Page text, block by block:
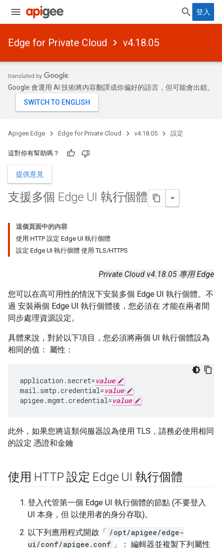
登入
Edge for Private Cloud v4.18.05
Google 會運用 AI 技術將內容翻譯成你偏好的語言，但可能會出錯。
Apigee Edge Edge for Private Cloud v4.18.05 設定
這對你有幫助嗎？
提供意見
支援多個 Edge UI 執行個體
這個頁面中的內容
使用 HTTP 設定 Edge UI 執行個體
設定 Edge UI 執行個體 使用 TLS/HTTPS
Private Cloud v4.18.05 專用 Edge
您可以在高可用性的情況下安裝多個 Edge UI 執行個體。不
過 安裝兩個 Edge UI 執行個體後，您必須在 才能在兩者間
同步處理資源設定。
具體來說，對於以下項目，您必須將兩個 UI 執行個體設為
相同的值： 屬性：
application.secret=value
mail.smtp.credential=value
apigee.mgmt.credential=value
此外，如果您將這類伺服器設為使用 TLS，請務必使用相同
的設定 憑證和金鑰
使用 HTTP 設定 Edge UI 執行個體
登入代管第一個 Edge UI 執行個體的節點 (不要登入
UI 本身，但 以使用者的身分存取)。
以下列應用程式開啟「 /opt/apigee/edge-
ui/conf/apigee.conf 」： 編輯器並複製下列屬性